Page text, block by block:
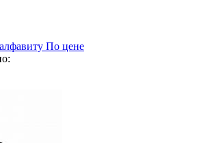
По цене